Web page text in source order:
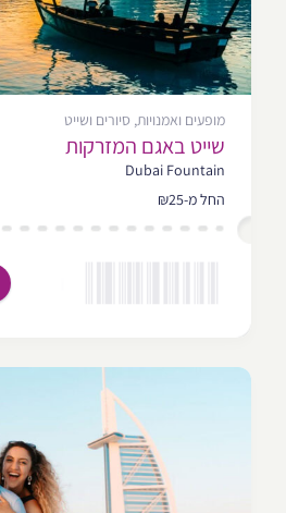
מופעים ואמנויות, סיורים ושייט
שייט באגם המזרקות
Dubai Fountain
החל מ-₪25